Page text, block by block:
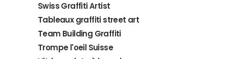
Swiss Graffiti Artist
Tableaux graffiti street art
Team Building Graffiti
Trompe l'oeil Suisse